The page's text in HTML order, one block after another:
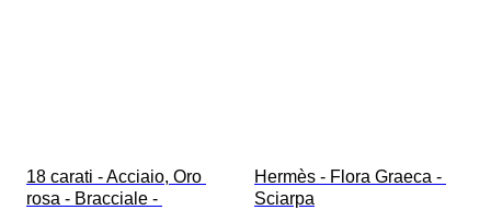
18 carati - Acciaio, Oro
rosa - Bracciale -
Hermès - Flora Graeca -
Sciarpa